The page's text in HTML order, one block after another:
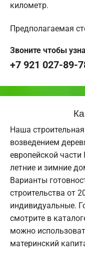
километр.
Предполагаемая
Звоните чтобы
+7 921 027-89-
Наша
возведением
европейской
летние и зимние
Варианты
строительства от
индивидуальные.
смотрите в
можно
материнский